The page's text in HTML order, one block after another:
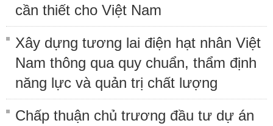
cần thiết cho Việt Nam
Xây dựng tương lai điện hạt nhân Việt
Nam thông qua quy chuẩn, thẩm định
năng lực và quản trị chất lượng
Chấp thuận chủ trương đầu tư dự án